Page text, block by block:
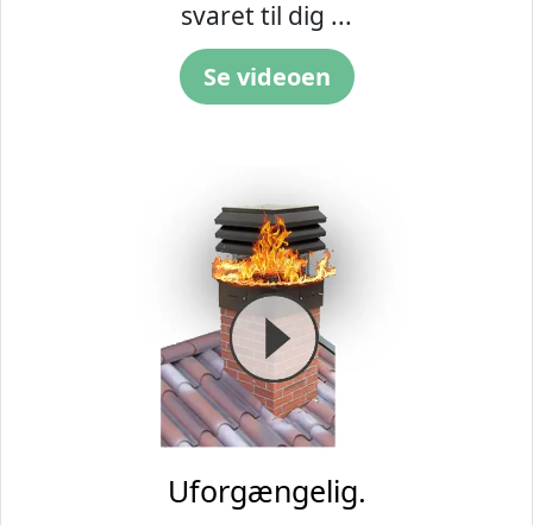
svaret til dig ...
Se videoen
Uforgængelig.